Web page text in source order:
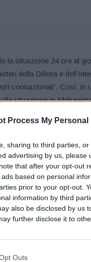
Process My
sharing to third parties,
advertising by us, please
that after your opt-out
based on personal
prior to your opt-out.
information by third
also be disclosed by us
further disclose it to
Outs
la situazione 24 ore al
della Difesa e
connazionali”. Così, in
situazione in
abbandonare dopo 20
tutte le forze affinchè i
internazionale dovrà
leva su un maggiore
e pace”, spiega Di
argine al potere e
e rapida dobbiamo
ma di tutto
anche quella
e dei nostri
tutti in sicurezza in
irregolari e c’è